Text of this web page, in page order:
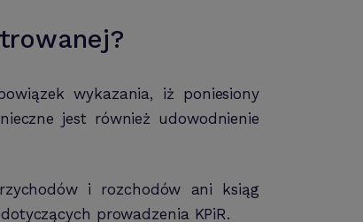
wykazania, iż poniesiony
jest również udowodnienie
i rozchodów ani ksiąg
prowadzenia KPiR.